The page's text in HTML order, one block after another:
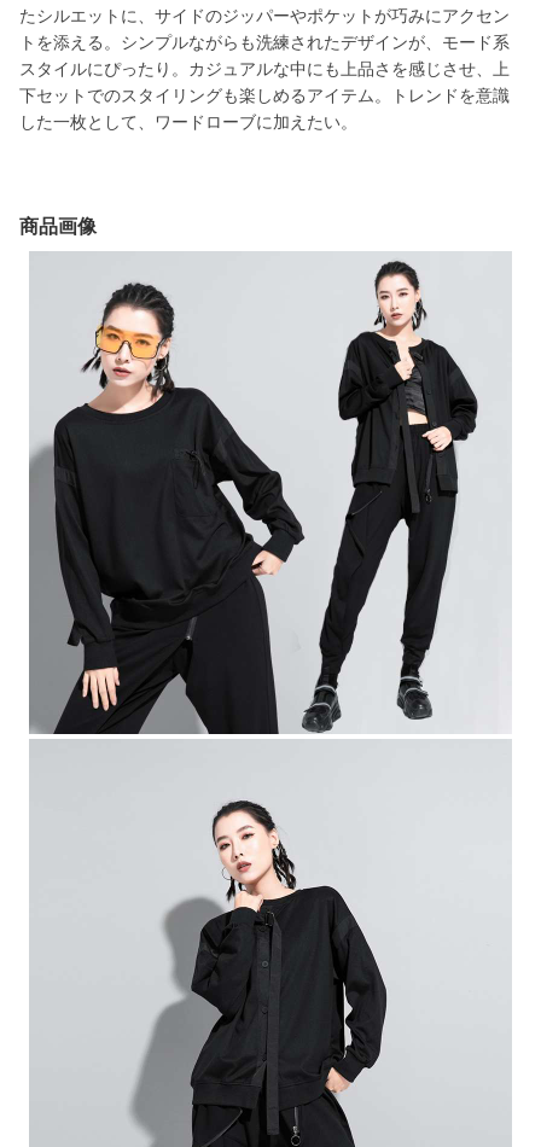
たシルエットに、サイドのジッパーやポケットが巧みにアクセン
トを添える。シンプルながらも洗練されたデザインが、モード系
スタイルにぴったり。カジュアルな中にも上品さを感じさせ、上
下セットでのスタイリングも楽しめるアイテム。トレンドを意識
した一枚として、ワードローブに加えたい。
商品画像